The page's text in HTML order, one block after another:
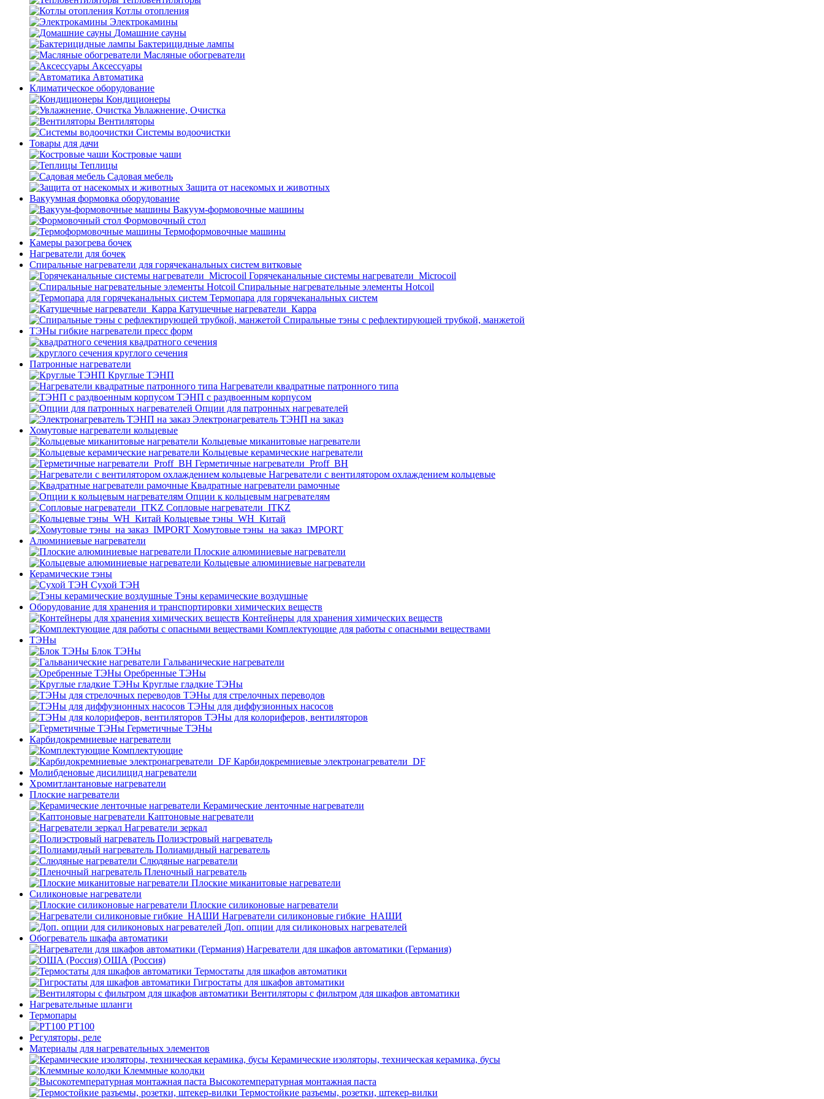
Котлы отопления
Электрокамины
Домашние сауны
Бактерицидные лампы
Масляные обогреватели
Аксессуары
Автоматика
Климатическое оборудование
Кондиционеры
Увлажнение, Очистка
Вентиляторы
Системы водоочистки
Товары для дачи
Костровые чаши
Теплицы
Садовая мебель
Защита от насекомых и животных
Вакуумная формовка оборудование
Вакуум-формовочные машины
Формовочный стол
Термоформовочные машины
Камеры разогрева бочек
Нагреватели для бочек
Спиральные нагреватели для горячеканальных систем витковые
Горячеканальные системы нагреватели_Microcoil
Спиральные нагревательные элементы Hotcoil
Термопара для горячеканальных систем
Катушечные нагреватели_Карра
Спиральные тэны с рефлектирующей трубкой, манжетой
ТЭНы гибкие нагреватели пресс форм
квадратного сечения
круглого сечения
Патронные нагреватели
Круглые ТЭНП
Нагреватели квадратные патронного типа
ТЭНП с раздвоенным корпусом
Опции для патронных нагревателей
Электронагреватель ТЭНП на заказ
Хомутовые нагреватели кольцевые
Кольцевые миканитовые нагреватели
Кольцевые керамические нагреватели
Герметичные нагреватели_Proff_BH
Нагреватели с вентилятором охлаждением кольцевые
Квадратные нагреватели рамочные
Опции к кольцевым нагревателям
Cопловые нагреватели_ITKZ
Кольцевые тэны_WH_Китай
Хомутовые тэны_на заказ_IMPORT
Алюминиевые нагреватели
Плоские алюминиевые нагреватели
Кольцевые алюминиевые нагреватели
Керамические тэны
Сухой ТЭН
Тэны керамические воздушные
Оборудование для хранения и транспортировки химических веществ
Контейнеры для хранения химических веществ
Комплектующие для работы с опасными веществами
ТЭНы
Блок ТЭНы
Гальванические нагреватели
Оребренные ТЭНы
Круглые гладкие ТЭНы
ТЭНы для стрелочных переводов
ТЭНы для диффузионных насосов
ТЭНы для колориферов, вентиляторов
Герметичные ТЭНы
Карбидокремниевые нагреватели
Комплектующие
Карбидокремниевые электронагреватели_DF
Молибденовые дисилицид нагреватели
Хромитлантановые нагреватели
Плоские нагреватели
Керамические ленточные нагреватели
Каптоновые нагреватели
Нагреватели зеркал
Полиэстровый нагреватель
Полиамидный нагреватель
Слюдяные нагреватели
Пленочный нагреватель
Плоские миканитовые нагреватели
Силиконовые нагреватели
Плоские силиконовые нагреватели
Нагреватели силиконовые гибкие_НАШИ
Доп. опции для силиконовых нагревателей
Обогреватель шкафа автоматики
Нагреватели для шкафов автоматики (Германия)
ОША (Россия)
Термостаты для шкафов автоматики
Гигростаты для шкафов автоматики
Вентиляторы с фильтром для шкафов автоматики
Нагревательные шланги
Термопары
PT100
Регуляторы, реле
Материалы для нагревательных элементов
Керамические изоляторы, техническая керамика, бусы
Клеммные колодки
Высокотемпературная монтажная паста
Термостойкие разъемы, розетки, штекер-вилки